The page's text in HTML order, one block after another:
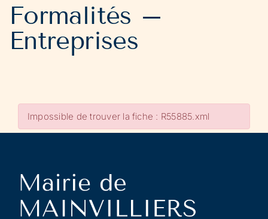
Formalités –
Entreprises
Impossible de trouver la fiche : R55885.xml